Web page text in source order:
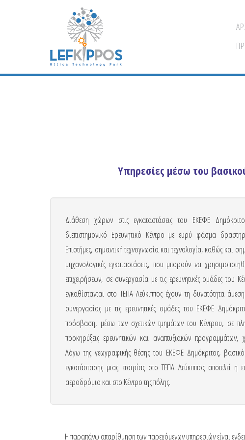
Υπηρεσίες μέσω του
Διάθεση χώρων στις εγκαταστάσεις του ΕΚΕΦΕ
διεπιστημονικό Ερευνητικό Κέντρο με ευρύ φάσμα
Επιστήμες, σημαντική τεχνογνωσία και τεχνολογία, καθώς και
μηχανολογικές εγκαταστάσεις, που μπορούν να
επιχειρήσεων, σε συνεργασία με τις ερευνητικές ομάδες του
εγκαθίστανται στο ΤΕΠΑ Λεύκιππος έχουν τη δυνατότητα
συνεργασίας με τις ερευνητικές ομάδες του ΕΚΕΦΕ
πρόσβαση, μέσω των σχετικών τμημάτων του Κέντρου, σε
προκηρύξεις ερευνητικών και αναπτυξιακών προγραμμάτων,
Λόγω της γεωγραφικής θέσης του ΕΚΕΦΕ Δημόκριτος, βασικό
εγκατάστασης μιας εταιρίας στο ΤΕΠΑ Λεύκιππος αποτελεί
αεροδρόμιο και στο Κέντρο της πόλης.
Η παραπάνω απαρίθμηση των παρεχόμενων υπηρεσιών είναι